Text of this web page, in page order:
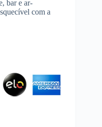
bar e ar-
com a